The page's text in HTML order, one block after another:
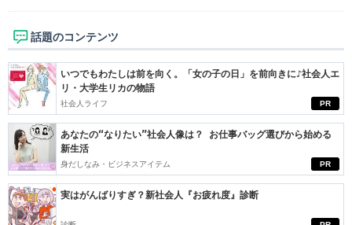
話題のコンテンツ
PR
いつでもわたしは前を向く。「女の子の日」を前向きに♪社会人エ
リ・大学生リカの物語
社会人ライフ
PR
あなたの“なりたい”社会人像は？ お仕事バッグ選びから始める
新生活
身だしなみ・ビジネスアイテム
実はがんばりすぎ？新社会人『お疲れ度』診断